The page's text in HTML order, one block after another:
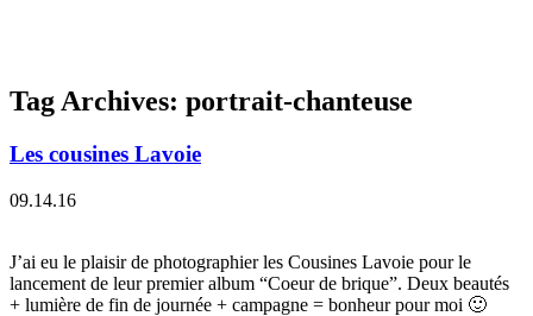
Tag Archives: portrait-chanteuse
Les cousines Lavoie
09.14.16
J’ai eu le plaisir de photographier les Cousines Lavoie pour le
lancement de leur premier album “Coeur de brique”. Deux beautés
+ lumière de fin de journée + campagne = bonheur pour moi 🙂